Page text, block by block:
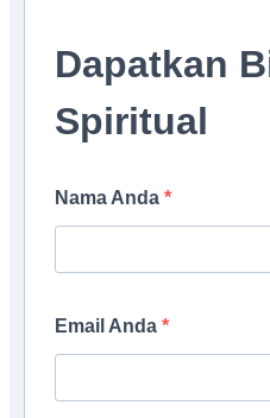
Dapatkan
Spiritual
Nama Anda
Email Anda